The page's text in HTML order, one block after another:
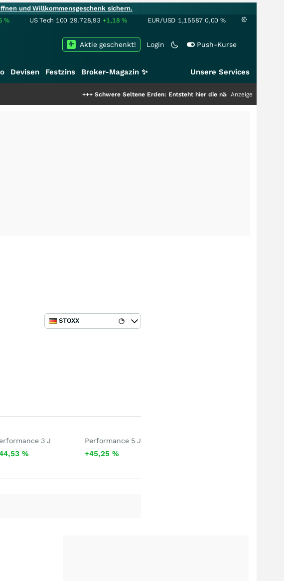
und Willkommensgeschenk sichern.
% US Tech 100 29.728,93 +1,18% EUR/USD 1,15587 0,00 %
Login Push-Kurse
Aktie geschenkt!
Devisen Festzins Broker-Magazin ✨ Unsere Services
Schwere Seltene Erden: Entsteht hier die nächste Milliardenstory?+++
Anzeige
STOXX
3 J
%
Performance 5 J
+45,25 %